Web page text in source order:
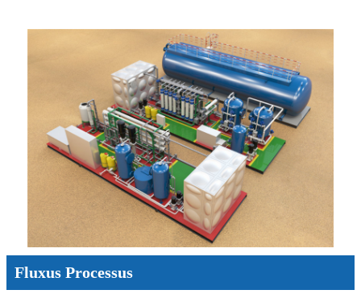
Fluxus Processus